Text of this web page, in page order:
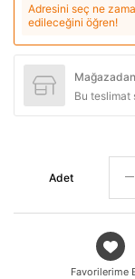
Adresini seç ne
edileceğini öğren!
Bu teslimat
Adet
Favorilerime